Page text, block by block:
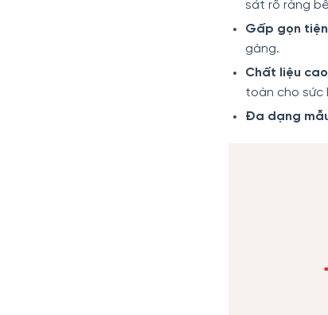
sát rõ ràng
Gấp gọn
gàng.
Chất liệu
toàn cho sức
Đa dạng